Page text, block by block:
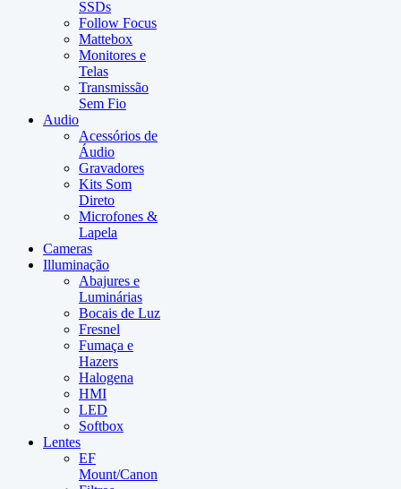
SSDs
Follow Focus
Mattebox
Monitores e
Telas
Transmissão
Sem Fio
Audio
Acessórios de
Áudio
Gravadores
Kits Som
Direto
Microfones &
Lapela
Cameras
Illuminação
Abajures e
Luminárias
Bocais de Luz
Fresnel
Fumaça e
Hazers
Halogena
HMI
LED
Softbox
Lentes
EF
Mount/Canon